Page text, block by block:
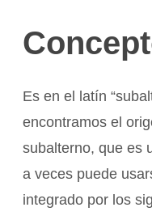
Es en el latín
encontramos el
subalterno, que es
a veces puede
integrado por los